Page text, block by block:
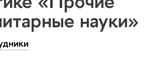
науки»